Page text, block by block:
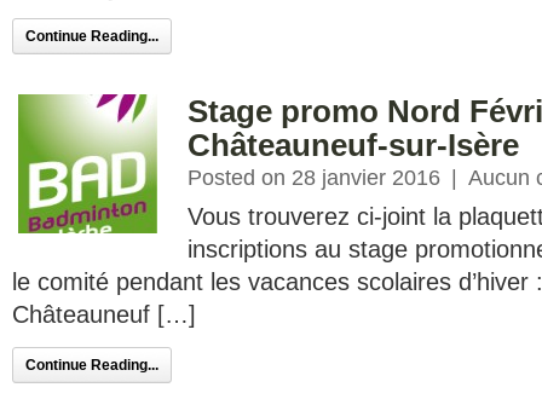
Continue Reading...
Stage promo Nord
Châteauneuf-sur-Isère
Posted on 28 janvier 2016 Aucun
Vous trouverez ci-joint la
inscriptions au stage
le comité pendant les vacances scolaires
Châteauneuf […]
Continue Reading...